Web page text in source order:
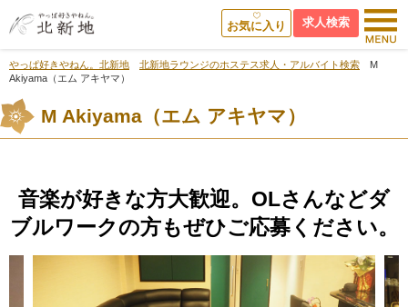
求人検索
お気に入り
やっぱ好きやねん。北新地 北新地ラウンジのホステス求人・アルバイト検索
M
Akiyama（エム アキヤマ）
M Akiyama（エム アキヤマ）
音楽が好きな方大歓迎。OLさんなどダ
ブルワークの方もぜひご応募ください。